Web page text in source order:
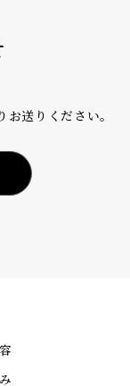
送りください。